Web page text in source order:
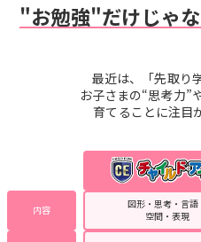
"お勉強"だけじゃ
最近は、「先取り
お子さまの“思考力”
育てることに注目
内容
図形・思考・言語
空間・表現